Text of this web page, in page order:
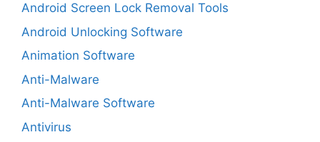
Android Screen Lock Removal Tools
Android Unlocking Software
Animation Software
Anti-Malware
Anti-Malware Software
Antivirus